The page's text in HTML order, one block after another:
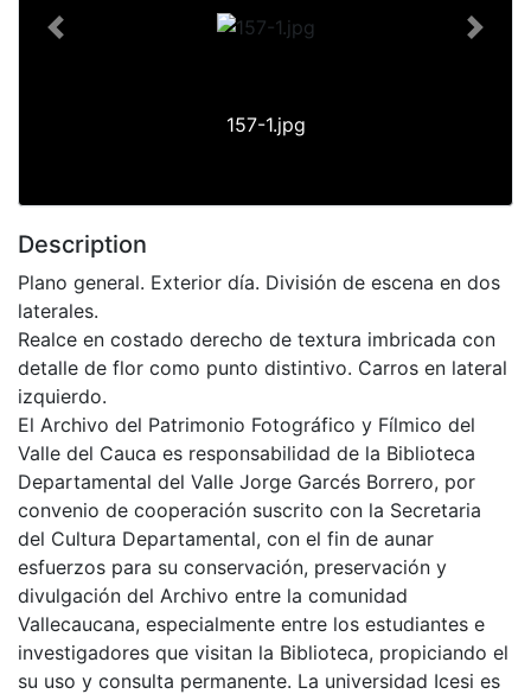
157-1.jpg
Previous Next
Description
Plano general. Exterior día. División de escena en dos
laterales.
Realce en costado derecho de textura imbricada con
detalle de flor como punto distintivo. Carros en lateral
izquierdo.
El Archivo del Patrimonio Fotográfico y Fílmico del
Valle del Cauca es responsabilidad de la Biblioteca
Departamental del Valle Jorge Garcés Borrero, por
convenio de cooperación suscrito con la Secretaria
del Cultura Departamental, con el fin de aunar
esfuerzos para su conservación, preservación y
divulgación del Archivo entre la comunidad
Vallecaucana, especialmente entre los estudiantes e
investigadores que visitan la Biblioteca, propiciando el
su uso y consulta permanente. La universidad Icesi es